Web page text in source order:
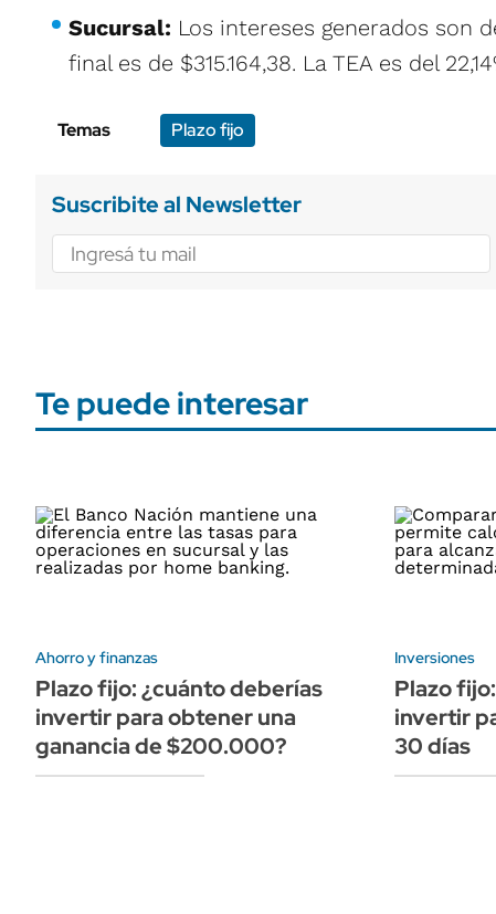
Sucursal: Los intereses generados son
final es de $315.164,38. La TEA es del
Temas Plazo fijo
Suscribite al Newsletter
Te puede interesar
Ahorro y finanzas
Plazo fijo: ¿cuánto deberías
invertir para obtener una
ganancia de $200.000?
Inversiones
Plazo
invertir
30 días